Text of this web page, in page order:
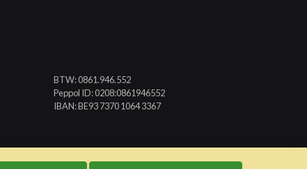
BTW: 0861.946.552
Peppol ID: 0208:0861946552
IBAN: BE93 7370 1064 3367